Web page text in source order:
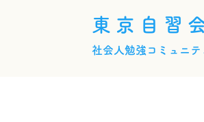
東京自習
社会人勉強コミュニテ